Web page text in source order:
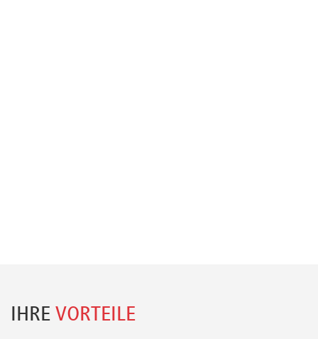
IHRE VORTEILE